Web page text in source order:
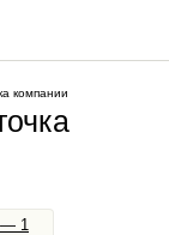
компании
— 1